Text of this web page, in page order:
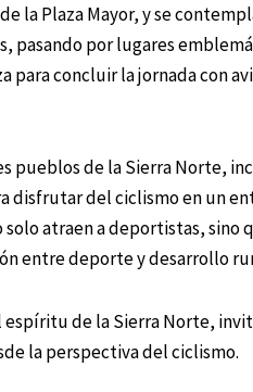
la Plaza Mayor, y se
pasando por lugares
para concluir la jornada con
pueblos de la Sierra Norte,
disfrutar del ciclismo en un
atraen a deportistas,
entre deporte y desarrollo
de la Sierra Norte,
la perspectiva del ciclismo.